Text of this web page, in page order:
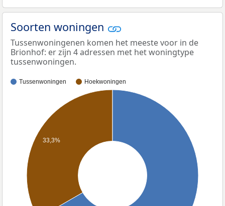
Soorten woningen
Tussenwoningenen komen het meeste voor in de
Brionhof: er zijn 4 adressen met het woningtype
tussenwoningen.
Tussenwoningen Hoekwoningen
33,3%